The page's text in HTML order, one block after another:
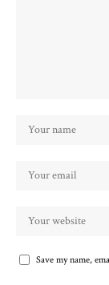
Save my name,